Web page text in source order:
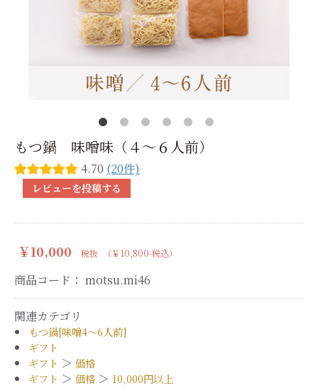
もつ鍋 味噌味（４～６人前）
4.70 (20件)
レビューを投稿する
￥10,000 税抜 （￥10,800-税込）
商品コード： motsu.mi46
関連カテゴリ
もつ鍋[味噌4～6人前]
ギフト
ギフト ＞ 価格
ギフト ＞ 価格 ＞ 10,000円以上